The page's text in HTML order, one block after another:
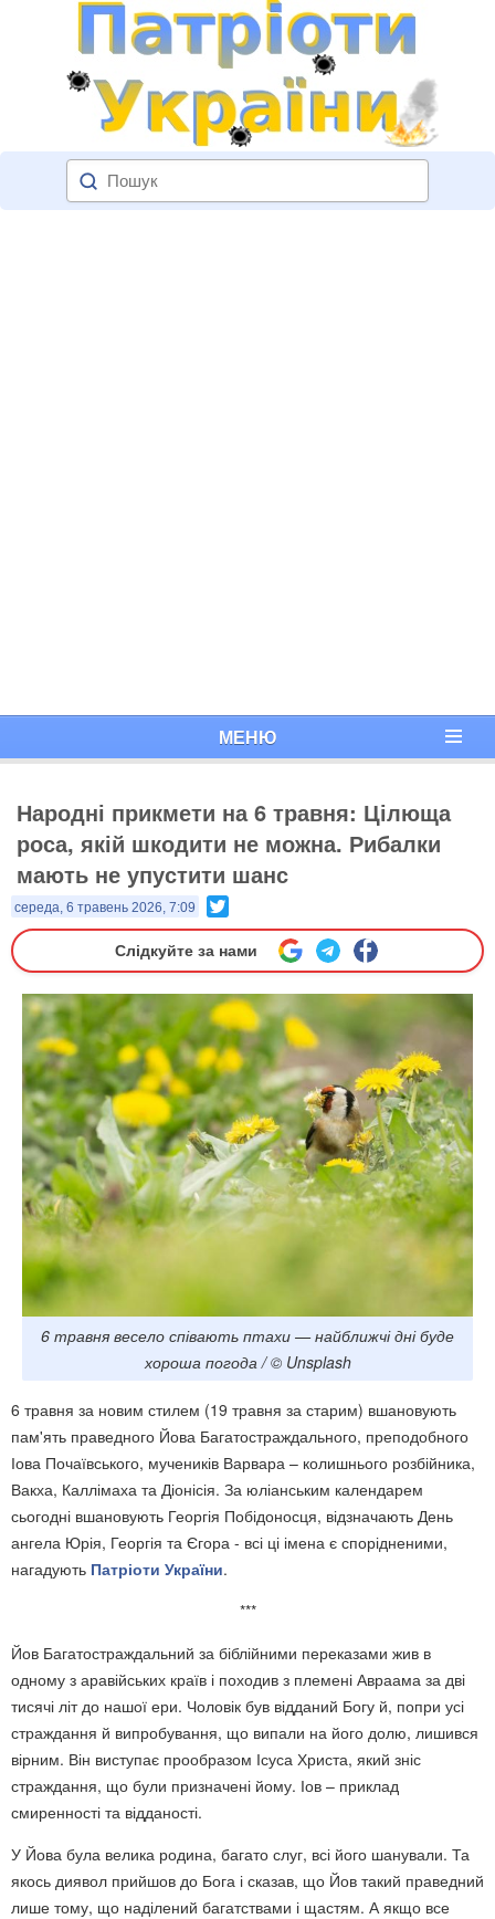
МЕНЮ
Народні прикмети на 6 травня: Цілюща
роса, якій шкодити не можна. Рибалки
мають не упустити шанс
середа, 6 травень 2026, 7:09
Слідкуйте за нами
6 травня весело співають птахи — найближчі дні буде
хороша погода / © Unsplash
6 травня за новим стилем (19 травня за старим) вшановують
пам'ять праведного Йова Багатостраждального, преподобного
Іова Почаївського, мучеників Варвара – колишнього розбійника,
Вакха, Каллімаха та Діонісія. За юліанським календарем
сьогодні вшановують Георгія Побідоносця, відзначають День
ангела Юрія, Георгія та Єгора - всі ці імена є спорідненими,
нагадують Патріоти України.
***
Йов Багатостраждальний за біблійними переказами жив в
одному з аравійських країв і походив з племені Авраама за дві
тисячі літ до нашої ери. Чоловік був відданий Богу й, попри усі
страждання й випробування, що випали на його долю, лишився
вірним. Він виступає прообразом Ісуса Христа, який зніс
страждання, що були призначені йому. Іов – приклад
смиренності та відданості.
У Йова була велика родина, багато слуг, всі його шанували. Та
якось диявол прийшов до Бога і сказав, що Йов такий праведний
лише тому, що наділений багатствами і щастям. А якщо все